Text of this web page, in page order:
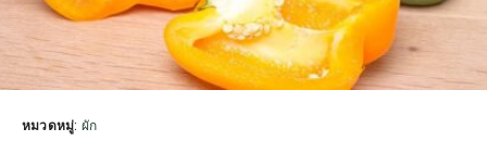
หมวดหมู่: ผัก